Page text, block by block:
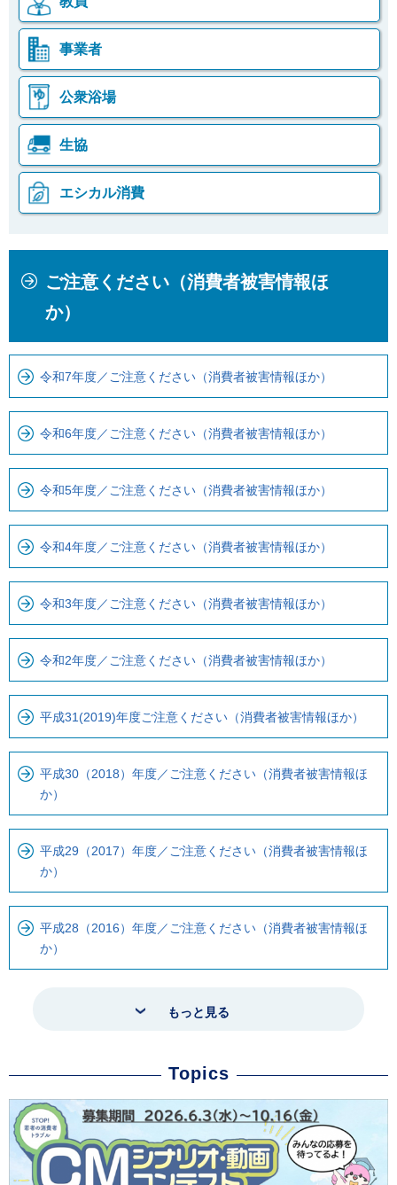
事業者
公衆浴場
生協
エシカル消費
ま
で
で
ロ
ー
カ
ビ
で
す
ご注意ください（消費者被害情報ほ
か）
令和7年度／ご注意ください（消費者被害情報ほか）
令和6年度／ご注意ください（消費者被害情報ほか）
令和5年度／ご注意ください（消費者被害情報ほか）
令和4年度／ご注意ください（消費者被害情報ほか）
令和3年度／ご注意ください（消費者被害情報ほか）
令和2年度／ご注意ください（消費者被害情報ほか）
平成31(2019)年度ご注意ください（消費者被害情報ほか）
平成30（2018）年度／ご注意ください（消費者被害情報ほ
か）
平成29（2017）年度／ご注意ください（消費者被害情報ほ
か）
平成28（2016）年度／ご注意ください（消費者被害情報ほ
か）
もっと見る
Topics